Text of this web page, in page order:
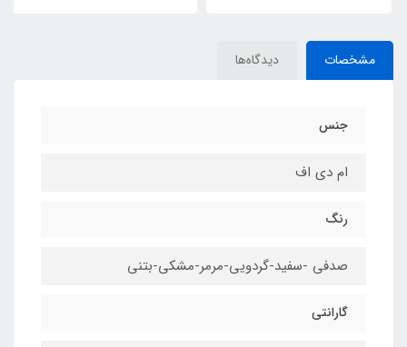
مشخصات دیدگاه‌ها
جنس
ام دی اف
رنگ
صدفی -سفید-گردویی-مرمر-مشکی-بتنی
گارانتی